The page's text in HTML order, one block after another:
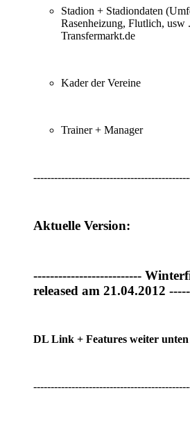
Stadion + Stadiondaten
Rasenheizung, Flutlich,
Transfermarkt.de
Kader der Vereine
Trainer + Manager
Aktuelle Version:
--------------------------
released am 21.04.2012
DL Link + Features weiter